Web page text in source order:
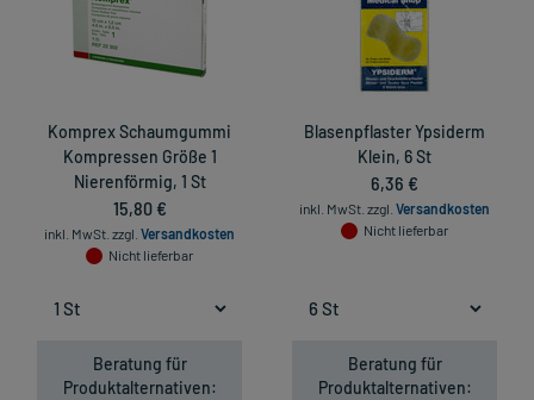
Komprex Schaumgummi
Kompressen Größe 1
Nierenförmig, 1 St
15,80 €
inkl. MwSt. zzgl. Versandkosten
Nicht lieferbar
Beratung für
Produktalternativen:
Blasenpflaster Ypsiderm
Klein, 6 St
6,36 €
inkl. MwSt. zzgl. Versandkosten
Nicht lieferbar
Beratung für
Produktalternativen: